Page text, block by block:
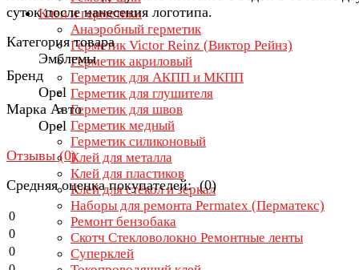
Клеи и герметики
Анаэробный герметик
Герметик Victor Reinz (Виктор Рейнз)
Герметик акриловый
Герметик для АКПП и МКПП
Герметик для глушителя
Герметик для швов
Герметик медный
Герметик силиконовый
Клей для металла
Клей для пластиков
Клей для стёкол и зеркал
Наборы для ремонта Permatex (Перматекс)
Ремонт бензобака
Скотч Стекловолокно Ремонтные ленты
Суперклей
суток после нанесения логотипа.
Категория товара
Эмблемы
Бренд
Opel
Марка Авто
Opel
Отзывы (0)
Средняя оценка покупателей: (0)
0
0
0